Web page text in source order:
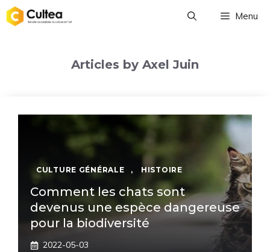
Aller
au
Menu
Articles by Axel Juin
CULTURE GÉNÉRALE , HISTOIRE
Comment les chats sont
devenus une espèce dangereuse
pour la biodiversité
2022-05-03